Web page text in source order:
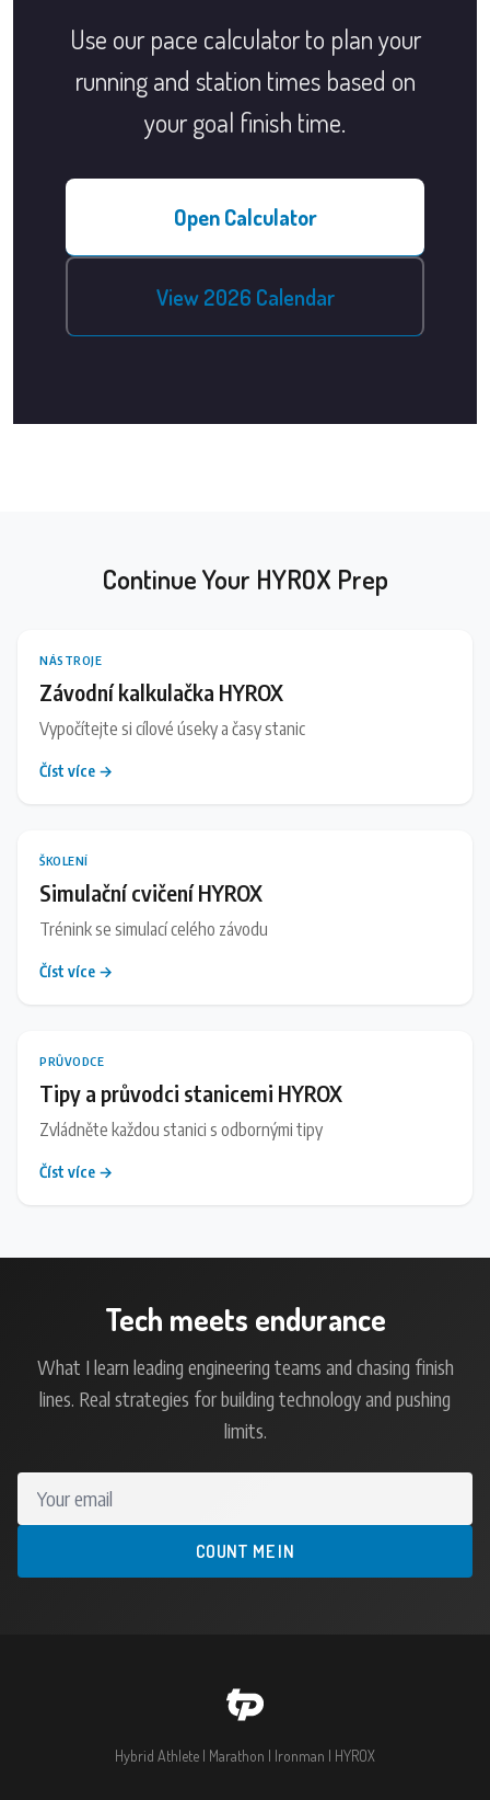
Use our pace calculator to plan your
running and station times based on
your goal finish time.
Open Calculator
View 2026 Calendar
Continue Your HYROX Prep
NÁSTROJE
Závodní kalkulačka HYROX
Vypočítejte si cílové úseky a časy stanic
Číst více →
ŠKOLENÍ
Simulační cvičení HYROX
Trénink se simulací celého závodu
Číst více →
PRŮVODCE
Tipy a průvodci stanicemi HYROX
Zvládněte každou stanici s odbornými tipy
Číst více →
Tech meets endurance
What I learn leading engineering teams and chasing finish
lines. Real strategies for building technology and pushing
limits.
COUNT ME IN
Hybrid Athlete | Marathon | Ironman | HYROX